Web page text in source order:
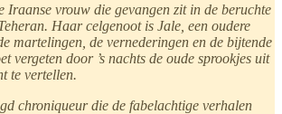
Iraanse vrouw die gevangen zit in de beruchte
Haar celgenoot is Jale, een oudere
martelingen, de vernederingen en de bijtende
vergeten door ’s nachts de oude sprookjes uit
te vertellen.
chroniqueur die de fabelachtige verhalen